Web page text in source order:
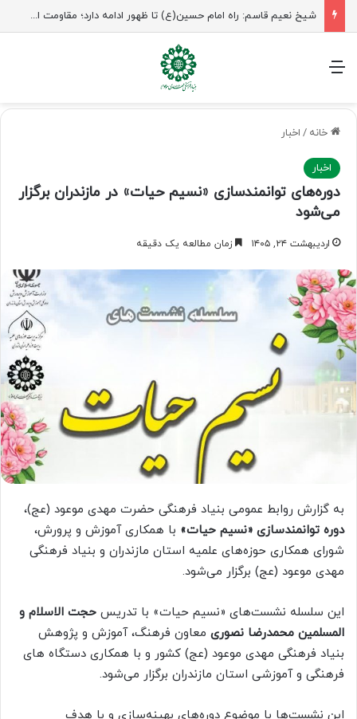
راهپیمایی اربعین، رزمایش منتظران ظهور
منو
خانه / اخبار
اخبار
دوره‌های توانمندسازی «نسیم حیات» در مازندران برگزار
می‌شود
اردیبهشت ۲۴, ۱۴۰۵ زمان مطالعه یک دقیقه
به گزارش روابط عمومی بنیاد فرهنگی حضرت مهدی موعود (عج)،
دوره‌ توانمندسازی «نسیم حیات» با همکاری آموزش و پرورش،
شورای همکاری حوزه‌های علمیه استان مازندران و بنیاد فرهنگی
مهدی موعود (عج) برگزار می‌شود.
این سلسله نشست‌های «نسیم حیات» با تدریس حجت الاسلام و
المسلمین محمدرضا نصوری معاون فرهنگ، آموزش و پژوهش
بنیاد فرهنگی مهدی موعود (عج) کشور و با همکاری دستگاه های
فرهنگی و آموزشی استان مازندران برگزار می‌شود.
این نشست‌ها با موضوع دوره‌های بهینه‌سازی و با هدف